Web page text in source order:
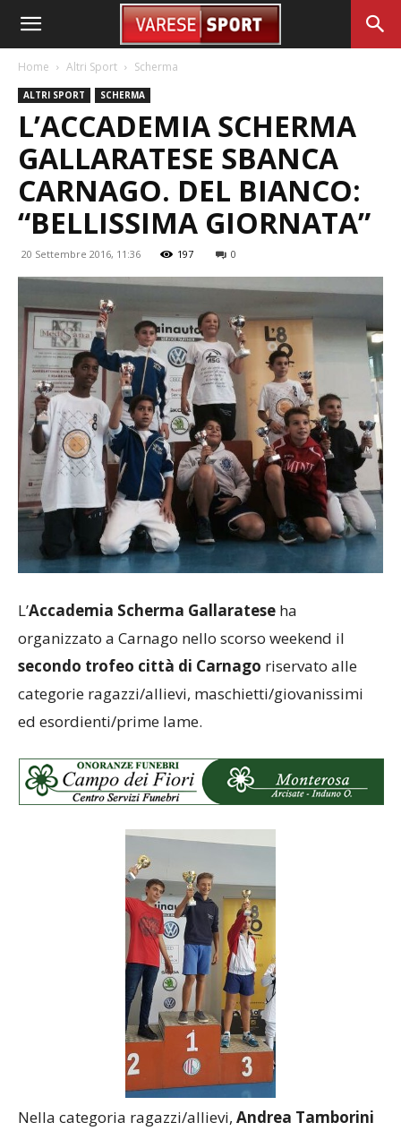
Home Altri Sport Scherma
ALTRI SPORT SCHERMA
L’ACCADEMIA SCHERMA
GALLARATESE SBANCA
CARNAGO. DEL BIANCO:
“BELLISSIMA GIORNATA”
20 Settembre 2016, 11:36 197 0
L’Accademia Scherma Gallaratese ha
organizzato a Carnago nello scorso weekend il
secondo trofeo città di Carnago riservato alle
categorie ragazzi/allievi, maschietti/giovanissimi
ed esordienti/prime lame.
Nella categoria ragazzi/allievi, Andrea Tamborini